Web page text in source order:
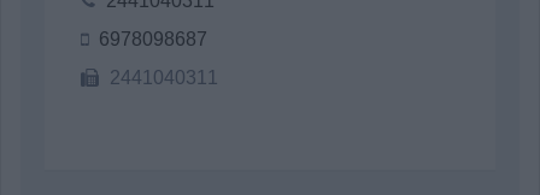
6978098687
2441040311